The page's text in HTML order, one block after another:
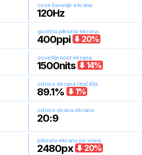
osvežavanje ekrana
120Hz
gustina piksela ekrana
400ppi 20%
osvetljenost ekrana
1500nits 14%
odnos ekrana i kućišta
89.1% 1%
odnos strana ekrana
20:9
piksela ekrana po visini
2480px 20%